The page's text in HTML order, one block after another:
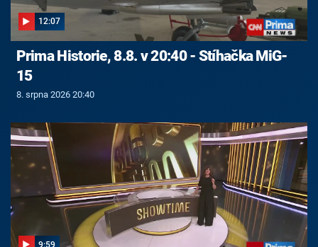
12:07
Prima Historie, 8.8. v 20:40 - Stíhačka MiG-
15
8. srpna 2026 20:40
9:59